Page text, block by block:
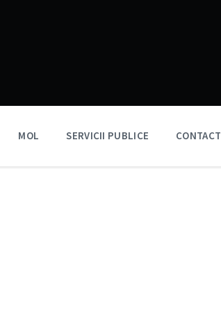
MOL SERVICII PUBLICE CONTACT